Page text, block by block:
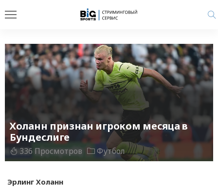
Холанн признан игроком месяца в
Бундеслиге
336 Просмотров Футбол
Эрлинг Холанн